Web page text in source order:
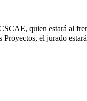
quien estará al
el jurado